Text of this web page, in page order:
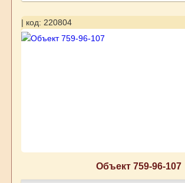
| код: 220804
Объект 759-96-107